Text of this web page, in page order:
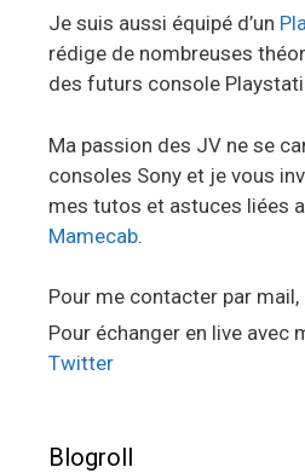
Je suis aussi équipé d’un
rédige de nombreuses
des futurs console
Ma passion des JV ne se
consoles Sony et je vous
mes tutos et astuces liées
Mamecab.
Pour me contacter par mail,
Pour échanger en live avec
Twitter
Blogroll